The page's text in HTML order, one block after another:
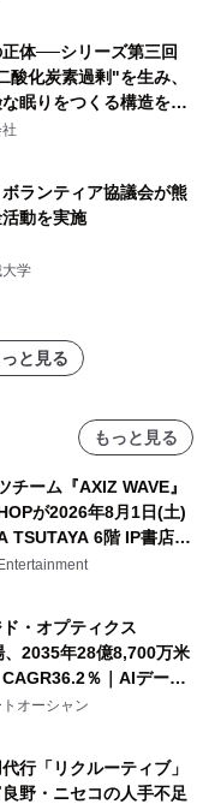
泊プランで
体──シリーズ第三回
酸化炭素過剰"を生み、
眠りをつくる構造を解
ボランティア協議会が熊
動を実施
学
と見る
もっと見る
チーム『AXIZ WAVE』
が2026年8月1日(土)
TSUTAYA 6階 IP書店で
・オプティクス
、2035年28億8,700万米
CAGR36.2％｜AIデータ
光通信需要が成長を加
オーシャン
行「リクルーティブ」
野・ニセコの人手不足